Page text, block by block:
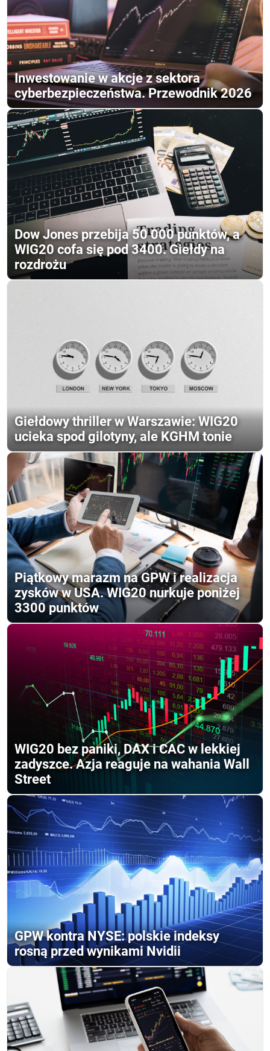
Inwestowanie w akcje z sektora
cyberbezpieczeństwa. Przewodnik 2026
Dow Jones przebija 50 000 punktów, a
WIG20 cofa się pod 3400. Giełdy na
rozdrożu
Giełdowy thriller w Warszawie: WIG20
ucieka spod gilotyny, ale KGHM tonie
Piątkowy marazm na GPW i realizacja
zysków w USA. WIG20 nurkuje poniżej
3300 punktów
WIG20 bez paniki, DAX i CAC w lekkiej
zadyszce. Azja reaguje na wahania Wall
Street
GPW kontra NYSE: polskie indeksy
rosną przed wynikami Nvidii